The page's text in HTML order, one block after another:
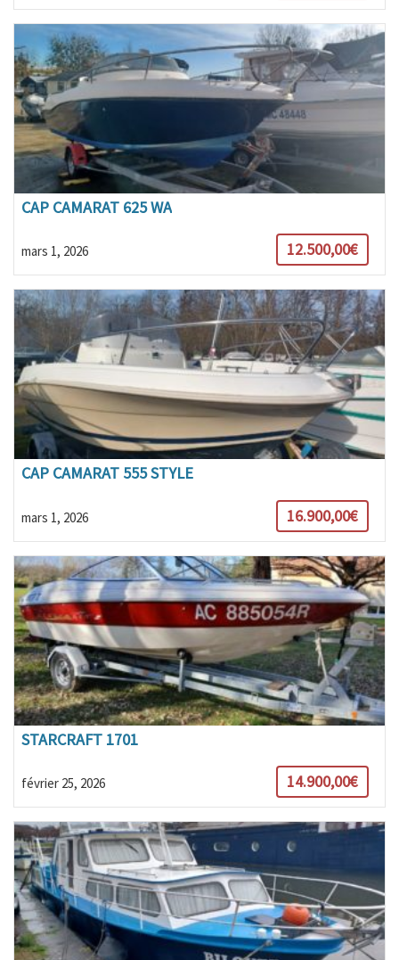
CAP CAMARAT 625 WA
mars 1, 2026 12.500,00€
CAP CAMARAT 555 STYLE
mars 1, 2026 16.900,00€
STARCRAFT 1701
février 25, 2026 14.900,00€